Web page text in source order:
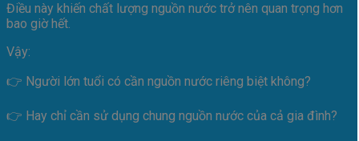
Điều này khiến chất lượng nguồn nước trở nên quan trọng hơn
bao giờ hết.
Vậy:
👉 Người lớn tuổi có cần nguồn nước riêng biệt không?
👉 Hay chỉ cần sử dụng chung nguồn nước của cả gia đình?